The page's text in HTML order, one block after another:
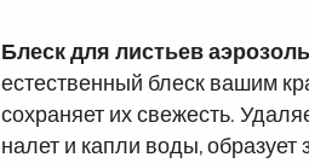
Блеск для листьев аэрозоль
естественный блеск вашим
сохраняет их свежесть.
налет и капли воды,